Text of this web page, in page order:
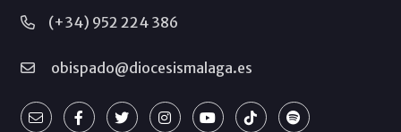
(+34) 952 224 386
obispado@diocesismalaga.es